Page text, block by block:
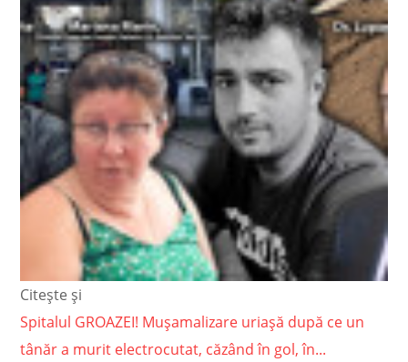
Citește și
Spitalul GROAZEI! Mușamalizare uriașă după ce un
tânăr a murit electrocutat, căzând în gol, în...